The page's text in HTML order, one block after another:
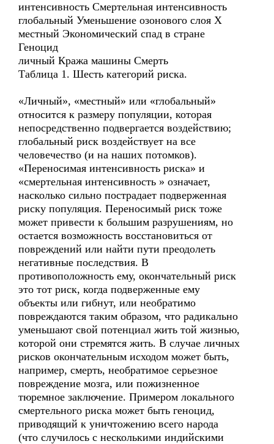
интенсивность Смертельная интенсивность
глобальный Уменьшение озонового слоя Х
местный Экономический спад в стране
Геноцид
личный Кража машины Смерть
Таблица 1. Шесть категорий риска.
«Личный», «местный» или «глобальный»
относится к размеру популяции, которая
непосредственно подвергается воздействию;
глобальный риск воздействует на все
человечество (и на наших потомков).
«Переносимая интенсивность риска» и
«смертельная интенсивность » означает,
насколько сильно пострадает подверженная
риску популяция. Переносимый риск тоже
может привести к большим разрушениям, но
остается возможность восстановиться от
повреждений или найти пути преодолеть
негативные последствия. В
противоположность ему, окончательный риск
это тот риск, когда подверженные ему
объекты или гибнут, или необратимо
повреждаются таким образом, что радикально
уменьшают свой потенциал жить той жизнью,
которой они стремятся жить. В случае личных
рисков окончательным исходом может быть,
например, смерть, необратимое серьезное
повреждение мозга, или пожизненное
тюремное заключение. Примером локального
смертельного риска может быть геноцид,
приводящий к уничтожению всего народа
(что случилось с несколькими индийскими